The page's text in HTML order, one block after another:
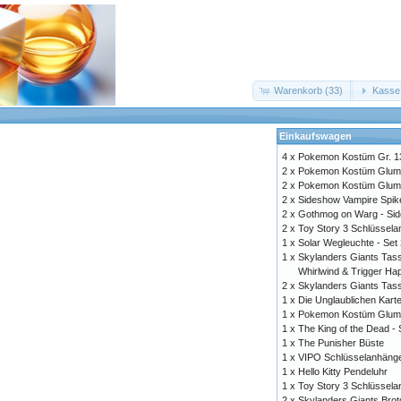
Warenkorb (33) Kasse
Einkaufswagen
4 x Pokemon Kostüm Gr.
2 x Pokemon Kostüm
2 x Pokemon Kostüm
2 x Sideshow Vampire
2 x Gothmog on Warg -
2 x Toy Story 3
1 x Solar Wegleuchte - Set
1 x Skylanders Giants
Whirlwind & Trigger
2 x Skylanders Giants
1 x Die Unglaublichen
1 x Pokemon Kostüm
1 x The King of the Dead -
1 x The Punisher Büste
1 x VIPO
1 x Hello Kitty Pendeluhr
1 x Toy Story 3